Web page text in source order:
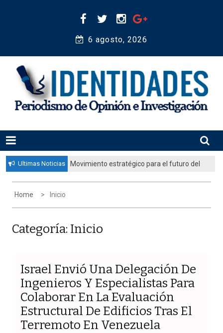
6 agosto, 2026
IDENTIDADES
Periodismo de Opinión e Investigación
Ultimas Noticias
Movimiento estratégico para el futuro del
diáspora”
Home Inicio
Categoría: Inicio
Israel Envió Una Delegación De
Ingenieros Y Especialistas Para
Colaborar En La Evaluación
Estructural De Edificios Tras El
Terremoto En Venezuela